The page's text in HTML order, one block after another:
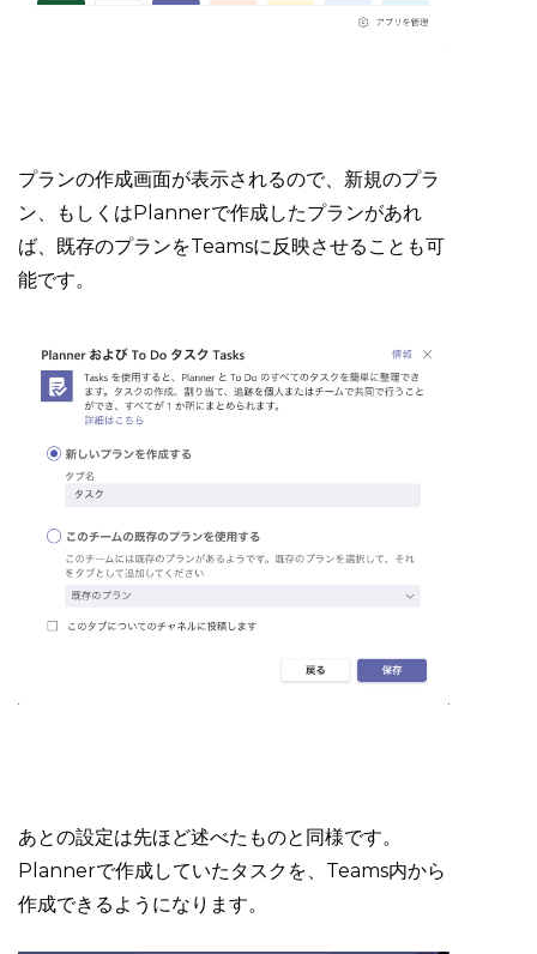
プランの作成画面が表示されるので、新規のプラ
ン、もしくはPlannerで作成したプランがあれ
ば、既存のプランをTeamsに反映させることも可
能です。
あとの設定は先ほど述べたものと同様です。
Plannerで作成していたタスクを、Teams内から
作成できるようになります。